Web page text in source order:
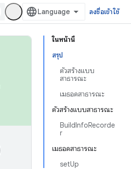
ลงชื่อเข้าใช้
ในหน้านี้
สรุป
ตัวสร้างแบบ
สาธารณะ
เมธอดสาธารณะ
ตัวสร้างแบบสาธารณะ
BuildInfoRecorde
r
เมธอดสาธารณะ
setUp